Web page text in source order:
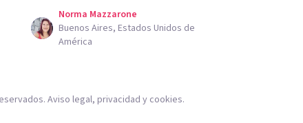
Norma Mazzarone
Buenos Aires, Estados Unidos de
América
Aviso legal, privacidad y cookies.